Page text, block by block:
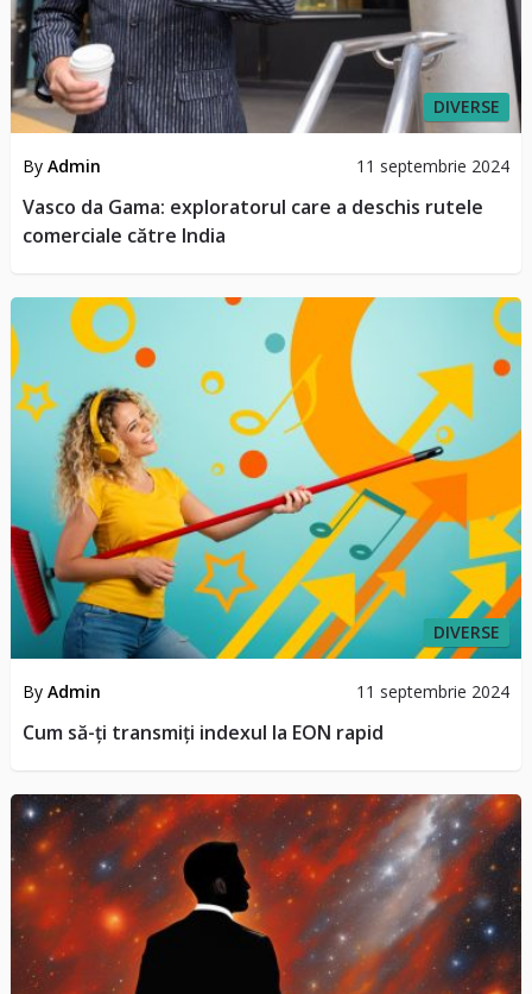
DIVERSE
By Admin 11 septembrie 2024
Vasco da Gama: exploratorul care a deschis rutele
comerciale către India
DIVERSE
By Admin 11 septembrie 2024
Cum să-ți transmiți indexul la EON rapid